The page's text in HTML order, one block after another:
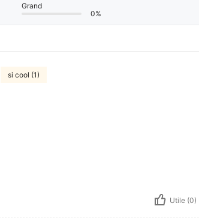
Grand
0%
si cool (1)
Utile (0)